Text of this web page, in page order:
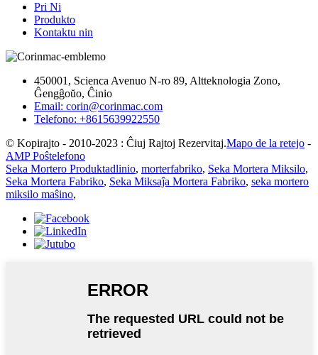
Pri Ni
Produkto
Kontaktu nin
450001, Scienca Avenuo N-ro 89, Altteknologia Zono,
Ĝengĝoŭo, Ĉinio
Email: corin@corinmac.com
Telefono: +8615639922550
© Kopirajto - 2010-2023 : Ĉiuj Rajtoj Rezervitaj.Mapo de la retejo -
AMP Poŝtelefono
Seka Mortero Produktadlinio, morterfabriko, Seka Mortera Miksilo,
Seka Mortera Fabriko, Seka Miksaĵa Mortera Fabriko, seka mortero
miksilo maŝino,